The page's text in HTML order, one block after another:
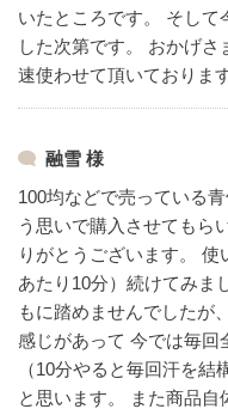
いたところです。
そして
した次第です。
おかげさ
速使わせて頂いております
融雪 様
100均などで売っている
う思いで購入させてもら
りがとうございます。
使
あたり10分）続けてみま
もに踏めませんでしたが
感じがあって 今では毎回
（10分やると毎回汗を結
と思います。
また商品自